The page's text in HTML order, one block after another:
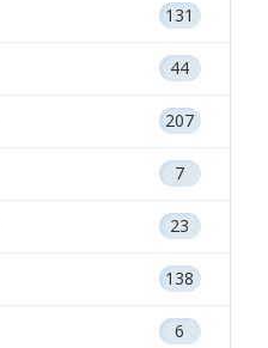
131
44
207
7
23
138
6